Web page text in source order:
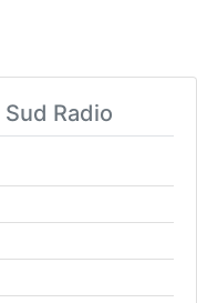
Sud Radio